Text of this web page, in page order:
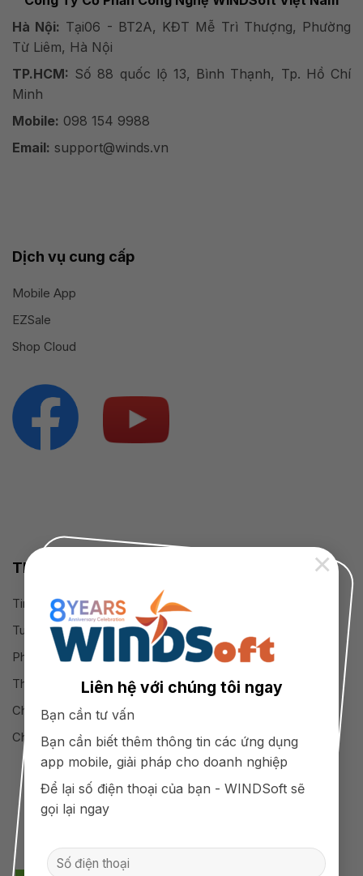
Liên hệ với chúng tôi ngay
Bạn cần tư vấn
Bạn cần biết thêm thông tin các ứng dụng
app mobile, giải pháp cho doanh nghiệp
Để lại số điện thoại của bạn - WINDSoft sẽ
gọi lại ngay
×
Hà Nội: Tại06 - BT2A, KĐT Mễ Trì Thượng, Phường
Từ Liêm, Hà Nội
TP.HCM: Số 88 quốc lộ 13, Bình Thạnh, Tp. Hồ Chí
Minh
Mobile: 098 154 9988
Email: support@winds.vn
Dịch vụ cung cấp
Mobile App
EZSale
Shop Cloud
Thông tin cần biết
Tin tức
Tuyển dụng
Phương thức thanh toán
Thỏa thuận sử dụng
Chính sách bảo hành
Chính sách bảo mật thông tin